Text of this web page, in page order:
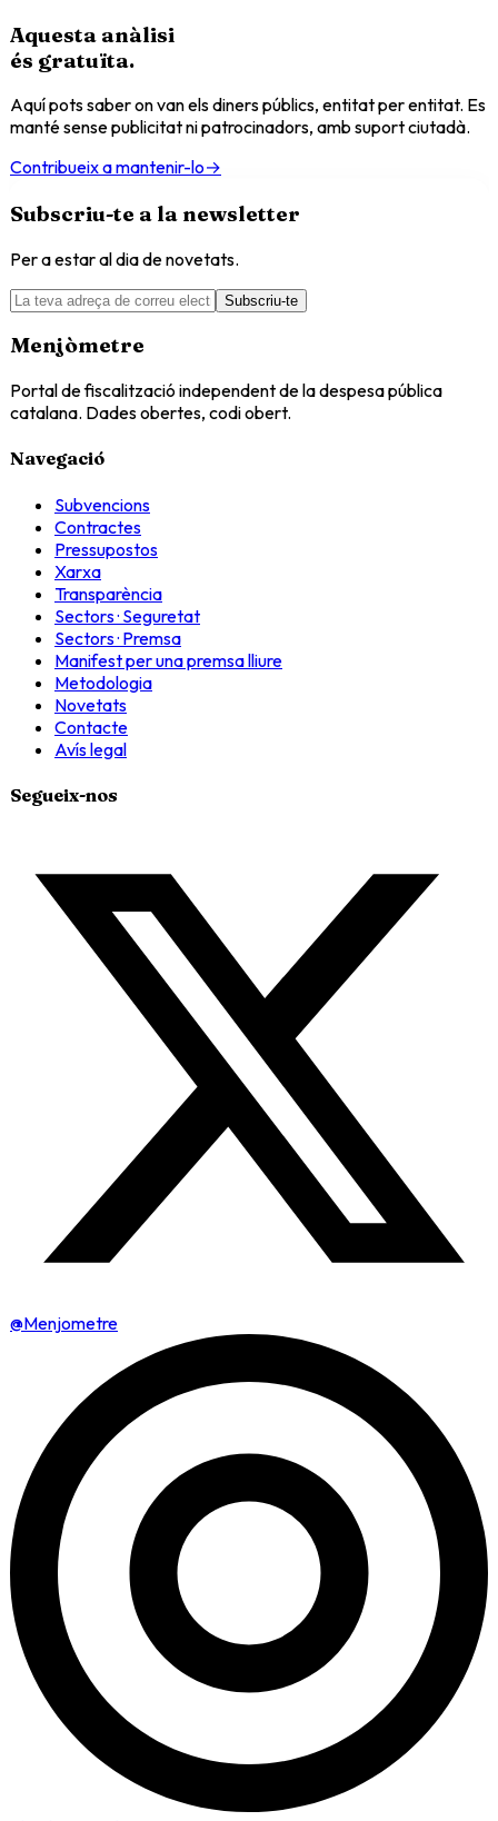
Aquesta anàlisi
és gratuïta.
Aquí pots saber on van els diners públics, entitat per entitat. Es
manté sense publicitat ni patrocinadors, amb suport ciutadà.
Contribueix a mantenir-lo→
Subscriu-te a la newsletter
Per a estar al dia de novetats.
Subscriu-te
Menjòmetre
Portal de fiscalització independent de la despesa pública
catalana. Dades obertes, codi obert.
Navegació
Subvencions
Contractes
Pressupostos
Xarxa
Transparència
Sectors · Seguretat
Sectors · Premsa
Manifest per una premsa lliure
Metodologia
Novetats
Contacte
Avís legal
Segueix-nos
@Menjometre